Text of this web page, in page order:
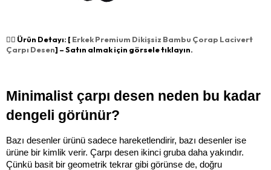
👉🏻 Ürün Detayı: [ Erkek Premium Dikişsiz Bambu Çorap Lacivert
Çarpı Desen] – Satın almak için görsele tıklayın.
Minimalist çarpı desen neden bu kadar
dengeli görünür?
Bazı desenler ürünü sadece hareketlendirir, bazı desenler ise
ürüne bir kimlik verir. Çarpı desen ikinci gruba daha yakındır.
Çünkü basit bir geometrik tekrar gibi görünse de, doğru